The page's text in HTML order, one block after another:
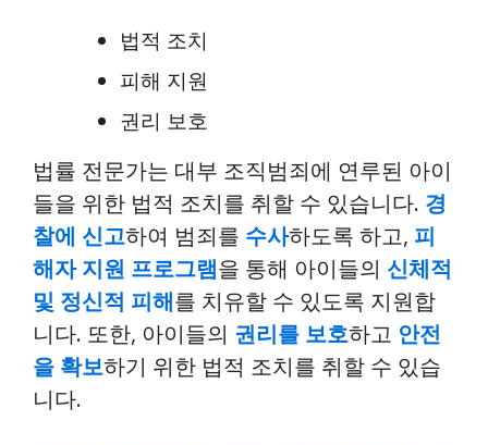
법적 조치
피해 지원
권리 보호
법률 전문가는 대부 조직범죄에 연루된 아이
들을 위한 법적 조치를 취할 수 있습니다. 경
찰에 신고하여 범죄를 수사하도록 하고, 피
해자 지원 프로그램을 통해 아이들의 신체적
및 정신적 피해를 치유할 수 있도록 지원합
니다. 또한, 아이들의 권리를 보호하고 안전
을 확보하기 위한 법적 조치를 취할 수 있습
니다.